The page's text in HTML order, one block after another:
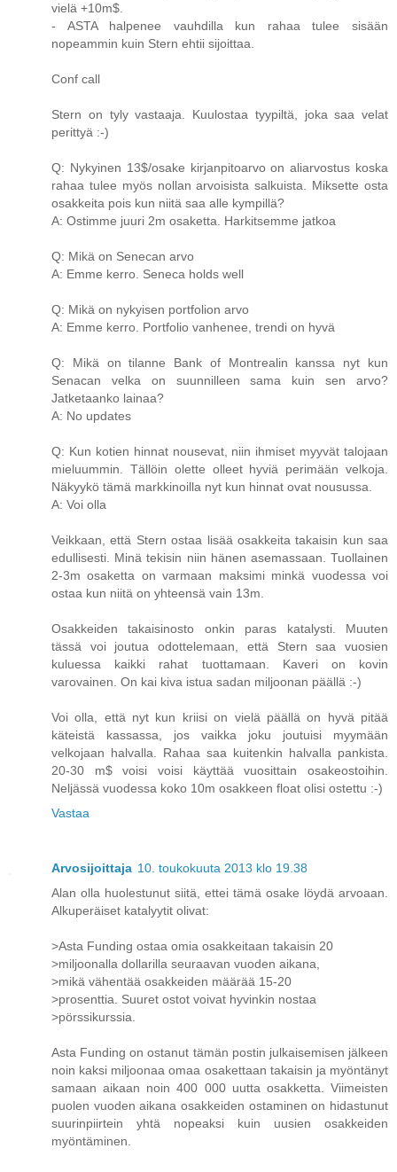
vielä +10m$.
- ASTA halpenee vauhdilla kun rahaa tulee sisään
nopeammin kuin Stern ehtii sijoittaa.
Conf call
Stern on tyly vastaaja. Kuulostaa tyypiltä, joka saa velat
perittyä :-)
Q: Nykyinen 13$/osake kirjanpitoarvo on aliarvostus koska
rahaa tulee myös nollan arvoisista salkuista. Miksette osta
osakkeita pois kun niitä saa alle kympillä?
A: Ostimme juuri 2m osaketta. Harkitsemme jatkoa
Q: Mikä on Senecan arvo
A: Emme kerro. Seneca holds well
Q: Mikä on nykyisen portfolion arvo
A: Emme kerro. Portfolio vanhenee, trendi on hyvä
Q: Mikä on tilanne Bank of Montrealin kanssa nyt kun
Senacan velka on suunnilleen sama kuin sen arvo?
Jatketaanko lainaa?
A: No updates
Q: Kun kotien hinnat nousevat, niin ihmiset myyvät talojaan
mieluummin. Tällöin olette olleet hyviä perimään velkoja.
Näkyykö tämä markkinoilla nyt kun hinnat ovat nousussa.
A: Voi olla
Veikkaan, että Stern ostaa lisää osakkeita takaisin kun saa
edullisesti. Minä tekisin niin hänen asemassaan. Tuollainen
2-3m osaketta on varmaan maksimi minkä vuodessa voi
ostaa kun niitä on yhteensä vain 13m.
Osakkeiden takaisinosto onkin paras katalysti. Muuten
tässä voi joutua odottelemaan, että Stern saa vuosien
kuluessa kaikki rahat tuottamaan. Kaveri on kovin
varovainen. On kai kiva istua sadan miljoonan päällä :-)
Voi olla, että nyt kun kriisi on vielä päällä on hyvä pitää
käteistä kassassa, jos vaikka joku joutuisi myymään
velkojaan halvalla. Rahaa saa kuitenkin halvalla pankista.
20-30 m$ voisi voisi käyttää vuosittain osakeostoihin.
Neljässä vuodessa koko 10m osakkeen float olisi ostettu :-)
Vastaa
Arvosijoittaja 10. toukokuuta 2013 klo 19.38
Alan olla huolestunut siitä, ettei tämä osake löydä arvoaan.
Alkuperäiset katalyytit olivat:
>Asta Funding ostaa omia osakkeitaan takaisin 20
>miljoonalla dollarilla seuraavan vuoden aikana,
>mikä vähentää osakkeiden määrää 15-20
>prosenttia. Suuret ostot voivat hyvinkin nostaa
>pörssikurssia.
Asta Funding on ostanut tämän postin julkaisemisen jälkeen
noin kaksi miljoonaa omaa osakettaan takaisin ja myöntänyt
samaan aikaan noin 400 000 uutta osakketta. Viimeisten
puolen vuoden aikana osakkeiden ostaminen on hidastunut
suurinpiirtein yhtä nopeaksi kuin uusien osakkeiden
myöntäminen.